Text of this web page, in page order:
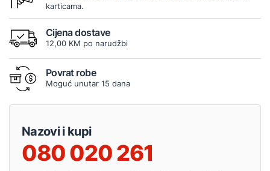
karticama.
Cijena dostave
12,00 KM po narudžbi
Povrat robe
Moguć unutar 15 dana
Nazovi i kupi
080 020 261